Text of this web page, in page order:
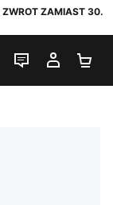
ZWROT ZAMIAST 30.
CZAT NA
MOJE